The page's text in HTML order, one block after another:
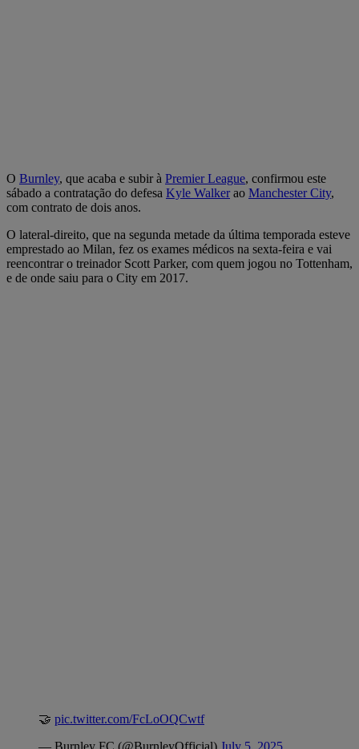
O Burnley, que acaba e subir à Premier League, confirmou este
sábado a contratação do defesa Kyle Walkerao Manchester City,
com contrato de dois anos.
O lateral-direito, que na segunda metade da última temporada esteve
emprestado ao Milan, fez os exames médicos na sexta-feira e vai
reencontrar o treinador Scott Parker, com quem jogou no Tottenham,
e de onde saiu para o City em 2017.
🤝 pic.twitter.com/FcLoOQCwtf
— Burnley FC (@BurnleyOfficial) July 5, 2025